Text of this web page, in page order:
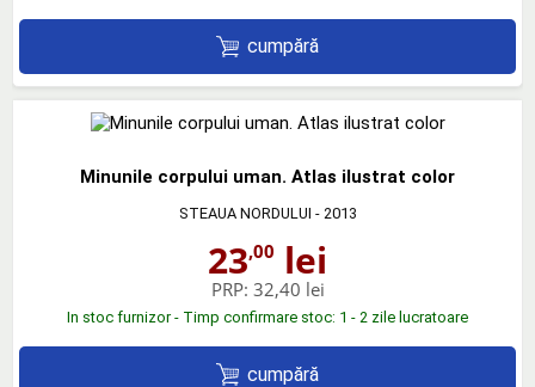
cumpără
Minunile corpului uman. Atlas ilustrat color
STEAUA NORDULUI - 2013
23,00 lei
PRP: 32,40 lei
In stoc furnizor - Timp confirmare stoc: 1 - 2 zile lucratoare
cumpără